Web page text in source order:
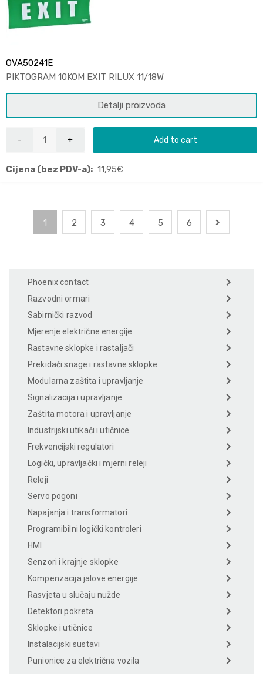
OVA50241E
PIKTOGRAM 10KOM EXIT RILUX 11/18W
Detalji proizvoda
Add to cart
Cijena (bez PDV-a): 11,95€
1 2 3 4 5 6
Phoenix contact
Razvodni ormari
Sabirnički razvod
Mjerenje električne energije
Rastavne sklopke i rastaljači
Prekidači snage i rastavne sklopke
Modularna zaštita i upravljanje
Signalizacija i upravljanje
Zaštita motora i upravljanje
Industrijski utikači i utičnice
Frekvencijski regulatori
Logički, upravljački i mjerni releji
Releji
Servo pogoni
Napajanja i transformatori
Programibilni logički kontroleri
HMI
Senzori i krajnje sklopke
Kompenzacija jalove energije
Rasvjeta u slučaju nužde
Detektori pokreta
Sklopke i utičnice
Instalacijski sustavi
Punionice za električna vozila